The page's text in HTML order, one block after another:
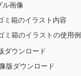
ル画像
ミ箱のイラスト内容
ミ箱のイラストの使用例
ダウンロード
版ダウンロード